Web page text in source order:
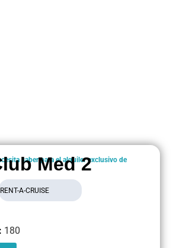
saber para el alquiler exclusivo de
Med 2
RENT-A-CRUISE
180